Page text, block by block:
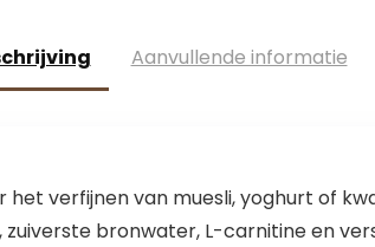
Aanvullende informatie
verfijnen van muesli, yoghurt of
bronwater, L-carnitine en